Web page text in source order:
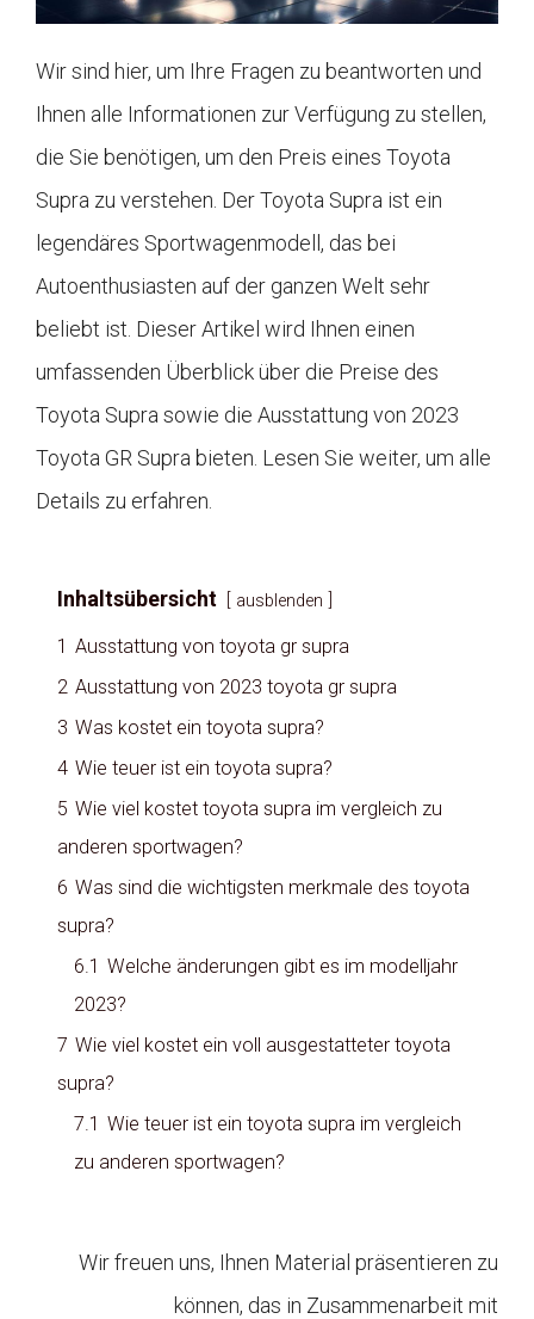
Wir sind hier, um Ihre Fragen zu beantworten und
Ihnen alle Informationen zur Verfügung zu stellen,
die Sie benötigen, um den Preis eines Toyota
Supra zu verstehen. Der Toyota Supra ist ein
legendäres Sportwagenmodell, das bei
Autoenthusiasten auf der ganzen Welt sehr
beliebt ist. Dieser Artikel wird Ihnen einen
umfassenden Überblick über die Preise des
Toyota Supra sowie die Ausstattung von 2023
Toyota GR Supra bieten. Lesen Sie weiter, um alle
Details zu erfahren.
Inhaltsübersicht ausblenden
1 Ausstattung von toyota gr supra
2 Ausstattung von 2023 toyota gr supra
3 Was kostet ein toyota supra?
4 Wie teuer ist ein toyota supra?
5 Wie viel kostet toyota supra im vergleich zu
anderen sportwagen?
6 Was sind die wichtigsten merkmale des toyota
supra?
6.1 Welche änderungen gibt es im modelljahr
2023?
7 Wie viel kostet ein voll ausgestatteter toyota
supra?
7.1 Wie teuer ist ein toyota supra im vergleich
zu anderen sportwagen?
Wir freuen uns, Ihnen Material präsentieren zu
können, das in Zusammenarbeit mit